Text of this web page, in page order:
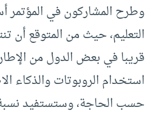
وطرح المشاركون في المؤتمر
التعليم، حيث من المتوقع أن
قريبا في بعض الدول من الإطار
استخدام الروبوتات والذكاء
حسب الحاجة، وستستفيد